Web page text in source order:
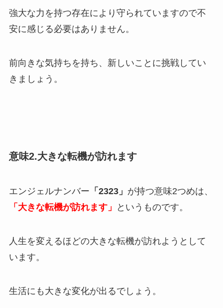
強大な力を持つ存在により守られていますので不
安に感じる必要はありません。
前向きな気持ちを持ち、新しいことに挑戦してい
きましょう。
意味2.大きな転機が訪れます
エンジェルナンバー 「2323」 が持つ意味2つめは、
「大きな転機が訪れます」
というものです。
人生を変えるほどの大きな転機が訪れようとして
います。
生活にも大きな変化が出るでしょう。